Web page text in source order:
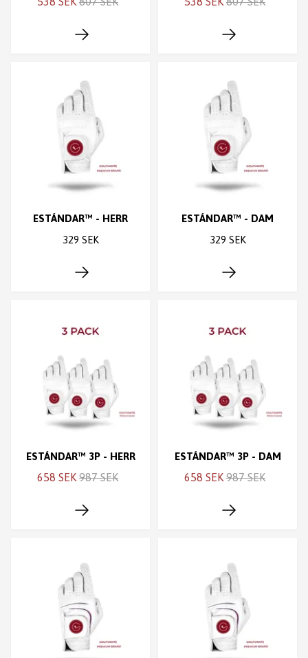
ESTÁNDAR™ - HERR
329 SEK
ESTÁNDAR™ - DAM
329 SEK
ESTÁNDAR™ 3P - HERR
658 SEK 987 SEK
ESTÁNDAR™ 3P - DAM
658 SEK 987 SEK